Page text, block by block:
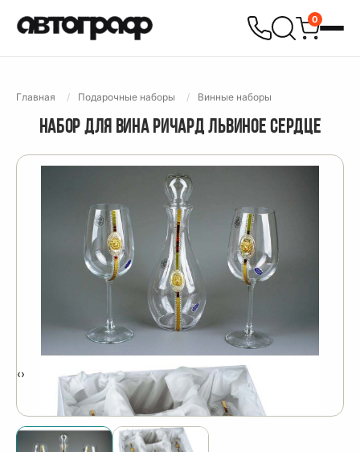
0
Главная Подарочные наборы Винные наборы
НАБОР ДЛЯ ВИНА РИЧАРД ЛЬВИНОЕ СЕРДЦЕ
‹›